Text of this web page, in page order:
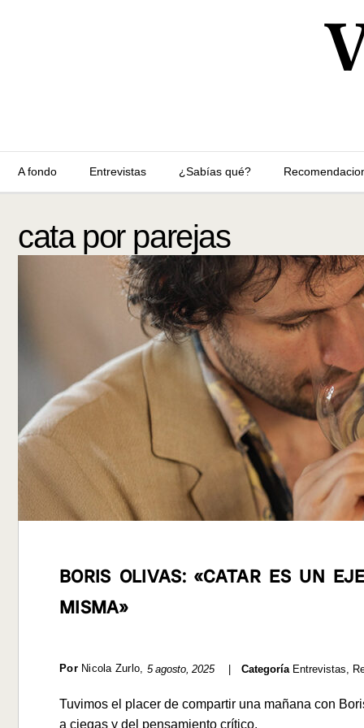
A fondo Entrevistas ¿Sabías qué?
cata por parejas
BORIS OLIVAS: «CATAR ES UN
MISMA»
Por Nicola Zurlo 5 agosto, 2025 | Categoría Entrevistas
Tuvimos el placer de compartir una mañana con
a ciegas y del pensamiento crítico.